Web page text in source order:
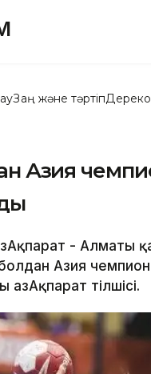
Заң және тәртіп
Азия
- Алматы
Азия
тілшісі.